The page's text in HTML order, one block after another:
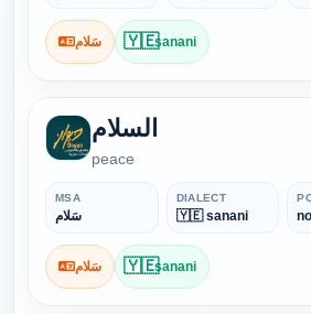
سَلام 🇾🇪sanani
السلام
peace
MSA
سَلام
DIALECT
🇾🇪 sanani
سَلام 🇾🇪sanani